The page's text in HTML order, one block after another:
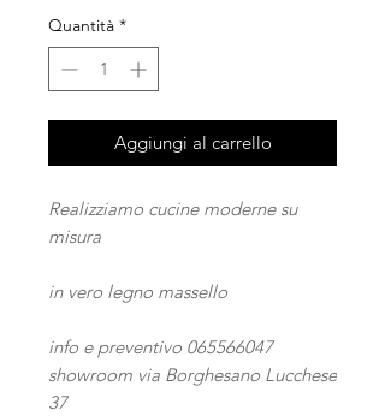
Quantità *
Aggiungi al carrello
Realizziamo cucine moderne su
misura
in vero legno massello
info e preventivo 065566047
showroom via Borghesano Lucchese
37